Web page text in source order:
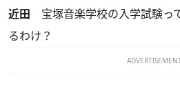
近田 宝塚音楽学校の入学試験っ
るわけ？